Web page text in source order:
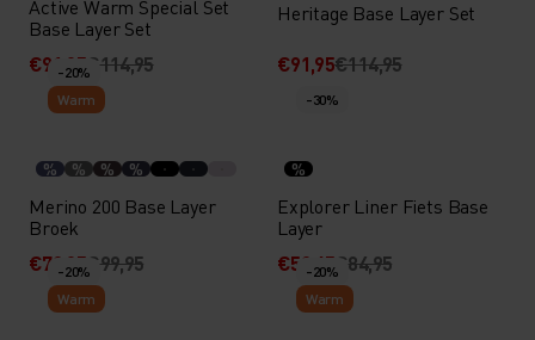
Active Warm Special Set
Base Layer Set
€91,95€114,95
Heritage Base Layer Set
€91,95€114,95
-20%
Warm
% % % %
Merino 200 Base Layer
Broek
€79,95€99,95
-30%
%
Explorer Liner Fiets Base
Layer
€59,45€84,95
-20%
Warm
-20%
Warm